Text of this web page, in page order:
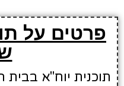
פרטים על
תוכנית יוח"א בבית